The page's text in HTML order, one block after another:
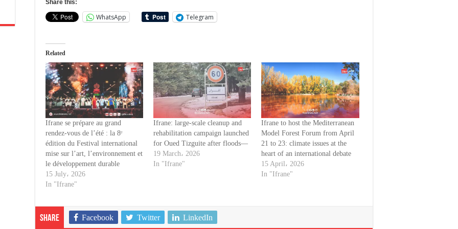
Share this:
WhatsApp Telegram
Related
Ifrane se prépare au grand
rendez-vous de l’été : la 8ᵉ
édition du Festival international
mise sur l’art, l’environnement et
le développement durable
15 July، 2026
In "Ifrane"
Ifrane: large-scale cleanup and
rehabilitation campaign launched
for Oued Tizguite after floods—
19 March، 2026
In "Ifrane"
Ifrane to host the Mediterranean
Model Forest Forum from April
21 to 23: climate issues at the
heart of an international debate
15 April، 2026
In "Ifrane"
Share Facebook Twitter LinkedIn